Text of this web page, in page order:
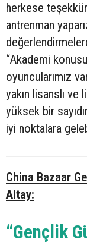
herkese
antrenman
“Akademi
oyuncularımız
yakın lisanslı ve
yüksek bir
iyi noktalara
China Bazaar
Altay:
“Gençlik